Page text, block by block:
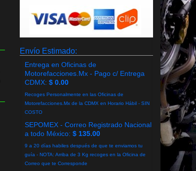
Envío Estimado:
Entrega en Oficinas de
Motorefacciones.Mx - Pago c/ Entrega
CDMX: $ 0.00
Recoges Personalmente en las Oficinas de
Motorefacciones.Mx de la CDMX en Horario Hábil - SIN
COSTO
SEPOMEX - Correo Registrado Nacional
a todo México: $ 135.00
9 a 20 días habiles después de que te enviamos tu
guía - NOTA: Arriba de 3 Kg recoges en la Oficina de
Correo que te Corresponde